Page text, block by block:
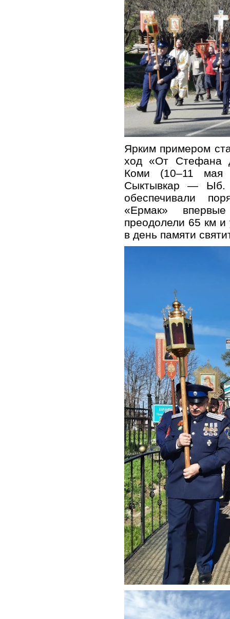
Ярким примером
ход «От Стефана
Коми (10–11 мая
Сыктывкар — Ыб.
обеспечивали
«Ермак»
преодолели 65 км и
в день памяти